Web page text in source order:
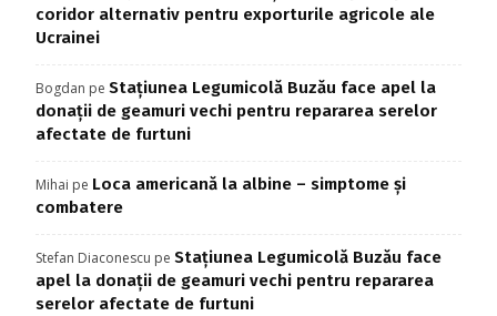
coridor alternativ pentru exporturile agricole ale
Ucrainei
Bogdan pe Stațiunea Legumicolă Buzău face apel la
donații de geamuri vechi pentru repararea serelor
afectate de furtuni
Mihai pe Loca americană la albine – simptome și
combatere
Stefan Diaconescu pe Stațiunea Legumicolă Buzău face
apel la donații de geamuri vechi pentru repararea
serelor afectate de furtuni